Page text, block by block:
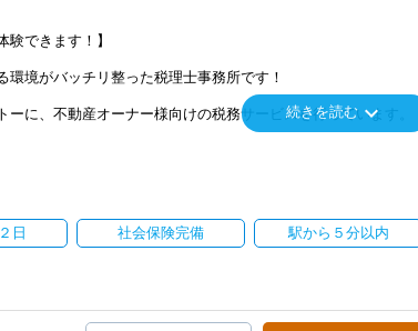
験できます！】
境がバッチリ整った税理士事務所です！
に、不動産オーナー様向けの税務サービスを行っています。
にご利用いただき、年々事務所の規模を拡大してきました。
野に入れ、さらなる＼業務拡大／を考えています。
続きを読むkeyboard_arrow_down
日 社会保険完備 駅から５分以内